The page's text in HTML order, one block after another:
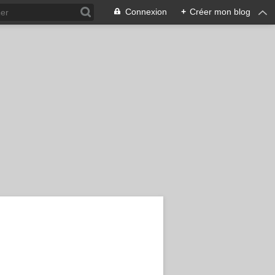
Connexion + Créer mon blog